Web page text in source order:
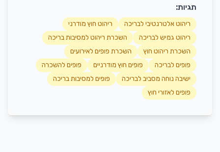
תגיות:
ריהוט אלטרנטיבי לבריכה
ריהוט חוץ מודרני
ריהוט גמיש לבריכה
השכרת ריהוט למסיבות בריכה
השכרת ריהוט חוץ
השכרת פופים לאירועים
פופים לבריכה
פופים חוץ מודרניים
פופים להשכרה
ישיבה נוחה מסביב לבריכה
פופים למסיבות בריכה
פופים לאזורי חוץ